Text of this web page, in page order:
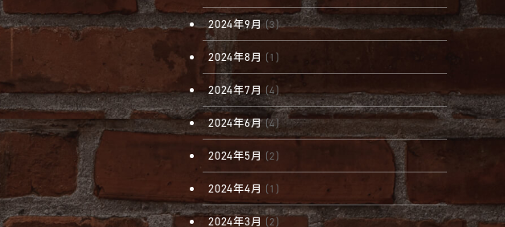
2024年9月(3)
2024年8月 (1)
2024年7月 (4)
2024年6月(4)
2024年5月 (2)
2024年4月 (1)
2024年3月 (2)